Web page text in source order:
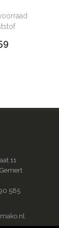
11
585